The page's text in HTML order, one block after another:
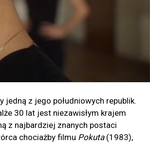
jedną z jego południowych republik.
30 lat jest niezawisłym krajem
z najbardziej znanych postaci
chociażby filmu Pokuta(1983),